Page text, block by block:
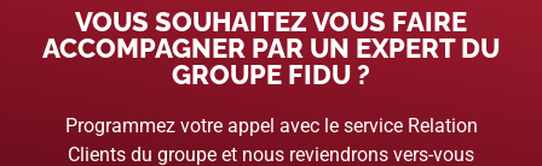
VOUS SOUHAITEZ VOUS FAIRE
ACCOMPAGNER PAR UN EXPERT DU
GROUPE FIDU ?
Programmez votre appel avec le service Relation
Clients du groupe et nous reviendrons vers-vous